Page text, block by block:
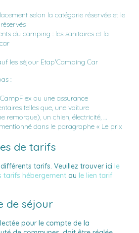
selon la catégorie réservée et le
du camping : les sanitaires et la
les séjour Etap'Camping Car
:
CampFlex ou une assurance
telles que, une voiture
remorque), un chien, électricité, …
dans le paragraphe « Le prix
de tarifs
tarifs. Veuillez trouver ici le
tarifs hébergementou le lien tarif
de séjour
pour le compte de la